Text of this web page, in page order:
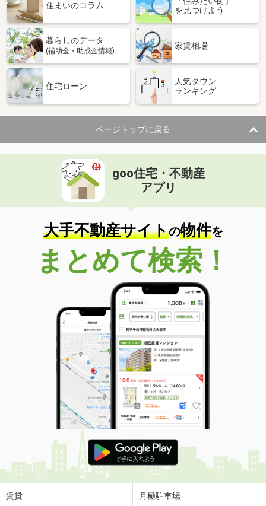
住まいのコラム
を見つけよう
暮らしのデータ
(補助金・助成金情報)
家賃相場
住宅ローン
人気タウン
ランキング
ページトップに戻る
goo住宅・不動産
アプリ
大手不動産サイトの物件を
まとめて検索！
賃貸 月極駐車場